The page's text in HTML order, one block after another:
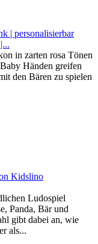
in zarten rosa Tönen
Händen greifen
den Bären zu spielen
Ludospiel
Panda, Bär und
gibt dabei an, wie
als...